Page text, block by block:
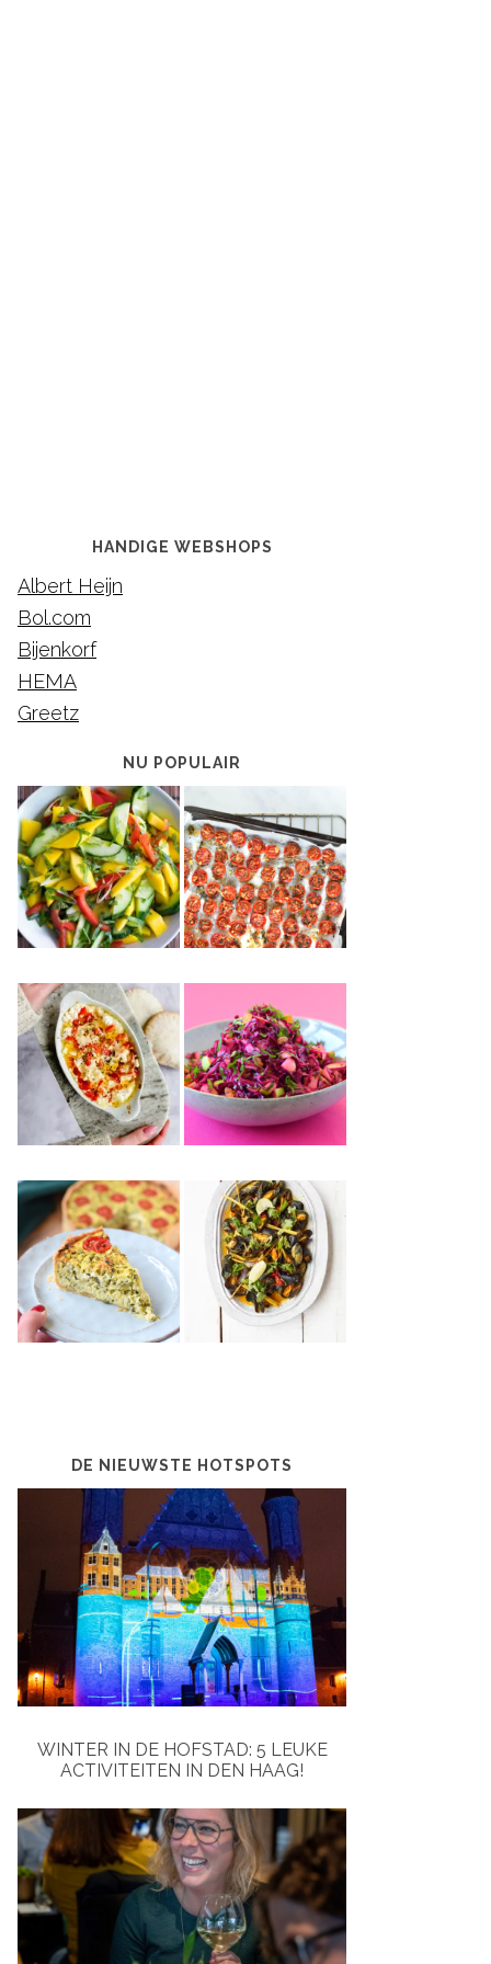
HANDIGE WEBSHOPS
Albert Heijn
Bol.com
Bijenkorf
HEMA
Greetz
NU POPULAIR
DE NIEUWSTE HOTSPOTS
WINTER IN DE HOFSTAD: 5 LEUKE
ACTIVITEITEN IN DEN HAAG!